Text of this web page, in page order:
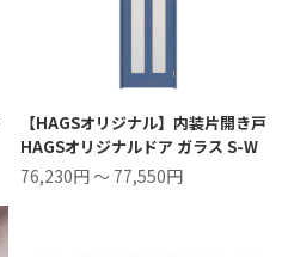
【HAGSオリジナル】内装片開き戸
HAGSオリジナルドア ガラス S-W
76,230円 ～ 77,550円